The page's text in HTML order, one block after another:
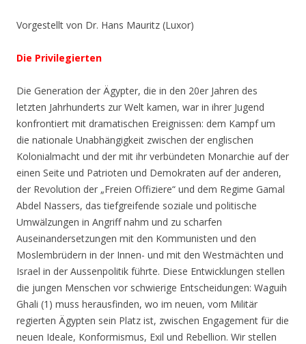
Vorgestellt von Dr. Hans Mauritz (Luxor)
Die Privilegierten
Die Generation der Ägypter, die in den 20er Jahren des
letzten Jahrhunderts zur Welt kamen, war in ihrer Jugend
konfrontiert mit dramatischen Ereignissen: dem Kampf um
die nationale Unabhängigkeit zwischen der englischen
Kolonialmacht und der mit ihr verbündeten Monarchie auf der
einen Seite und Patrioten und Demokraten auf der anderen,
der Revolution der „Freien Offiziere“ und dem Regime Gamal
Abdel Nassers, das tiefgreifende soziale und politische
Umwälzungen in Angriff nahm und zu scharfen
Auseinandersetzungen mit den Kommunisten und den
Moslembrüdern in der Innen- und mit den Westmächten und
Israel in der Aussenpolitik führte. Diese Entwicklungen stellen
die jungen Menschen vor schwierige Entscheidungen: Waguih
Ghali (1) muss herausfinden, wo im neuen, vom Militär
regierten Ägypten sein Platz ist, zwischen Engagement für die
neuen Ideale, Konformismus, Exil und Rebellion. Wir stellen